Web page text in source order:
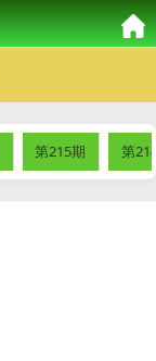
第215期 第